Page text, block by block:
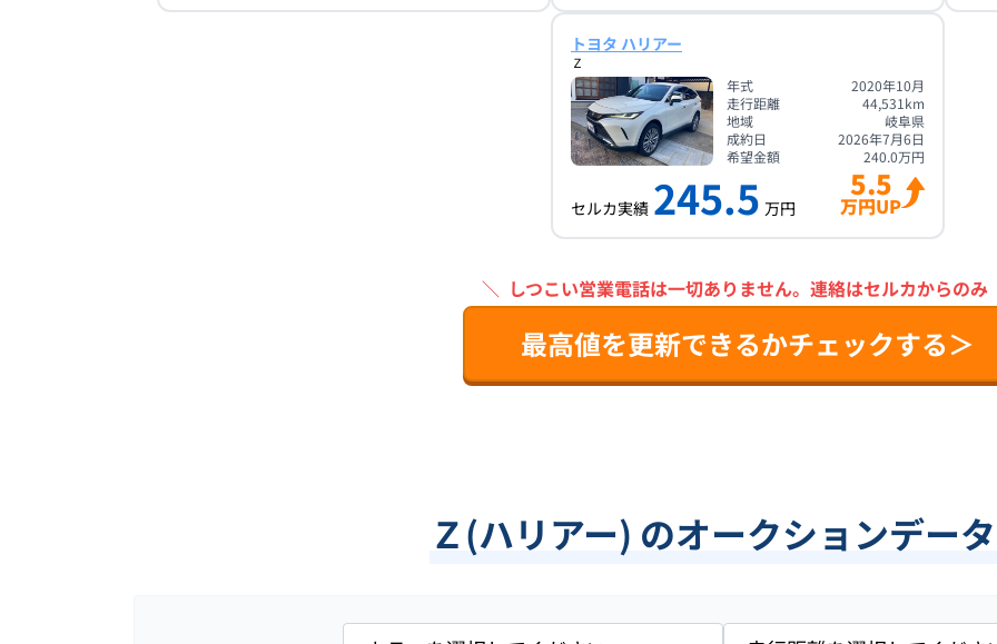
トヨタ ハリアー
Ｚ
年式
2020年10月
走行距離
44,531 km
地域
岐阜県
成約日
2026年7月6日
希望金額
240.0万円
セルカ実績 245.5 万円
5.5
万円UP
＼ しつこい営業電話は一切ありません。 連絡はセルカからのみ
最高値を更新できるかチェックする＞
Ｚ(ハリアー) のオークションデー